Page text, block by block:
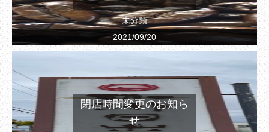
未分類
2021/09/20
閉店時間変更のお知ら
せ